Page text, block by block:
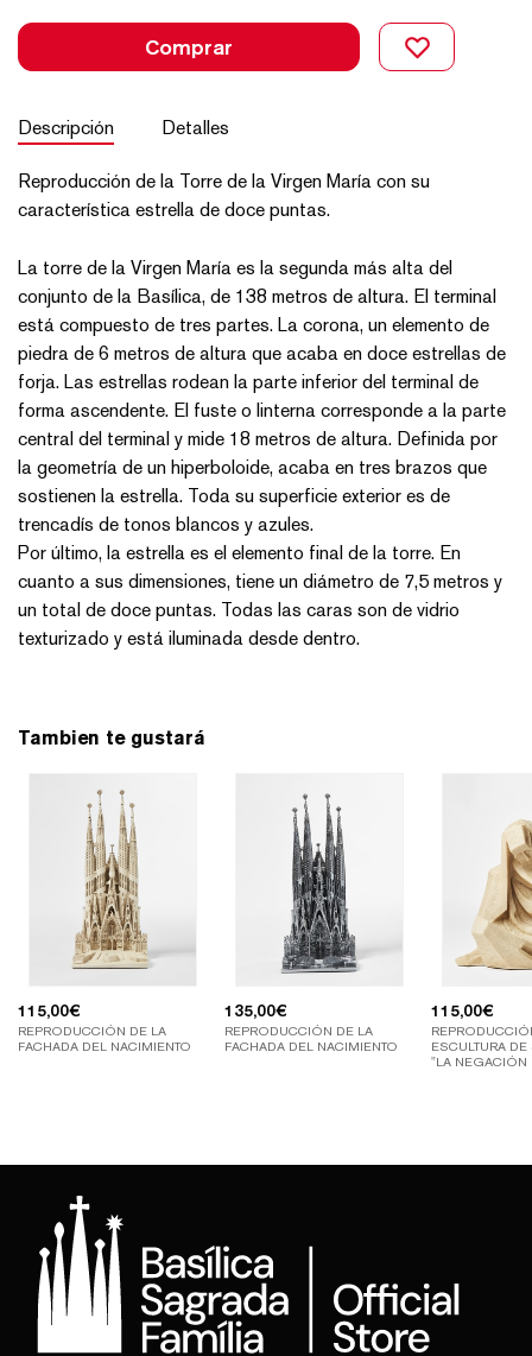
Comprar
Descripción Detalles
Reproducción de la Torre de la Virgen María con su
característica estrella de doce puntas.
La torre de la Virgen María es la segunda más alta del
conjunto de la Basílica, de 138 metros de altura. El terminal
está compuesto de tres partes. La corona, un elemento de
piedra de 6 metros de altura que acaba en doce estrellas de
forja. Las estrellas rodean la parte inferior del terminal de
forma ascendente. El fuste o linterna corresponde a la parte
central del terminal y mide 18 metros de altura. Definida por
la geometría de un hiperboloide, acaba en tres brazos que
sostienen la estrella. Toda su superficie exterior es de
trencadís de tonos blancos y azules.
Por último, la estrella es el elemento final de la torre. En
cuanto a sus dimensiones, tiene un diámetro de 7,5 metros y
un total de doce puntas. Todas las caras son de vidrio
texturizado y está iluminada desde dentro.
Tambien te gustará
115,00€
REPRODUCCIÓN DE LA
FACHADA DEL NACIMIENTO
135,00€
REPRODUCCIÓN DE LA
FACHADA DEL NACIMIENTO
115,00€
ESCULTURA
"LA NEGACIÓN